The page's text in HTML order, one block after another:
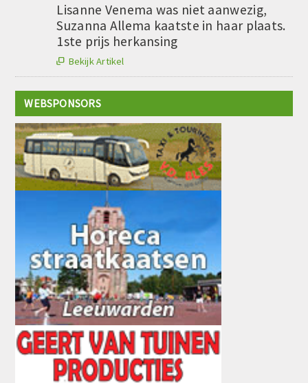
Lisanne Venema was niet aanwezig,
Suzanna Allema kaatste in haar plaats.
1ste prijs herkansing
 Bekijk Artikel
WEBSPONSORS